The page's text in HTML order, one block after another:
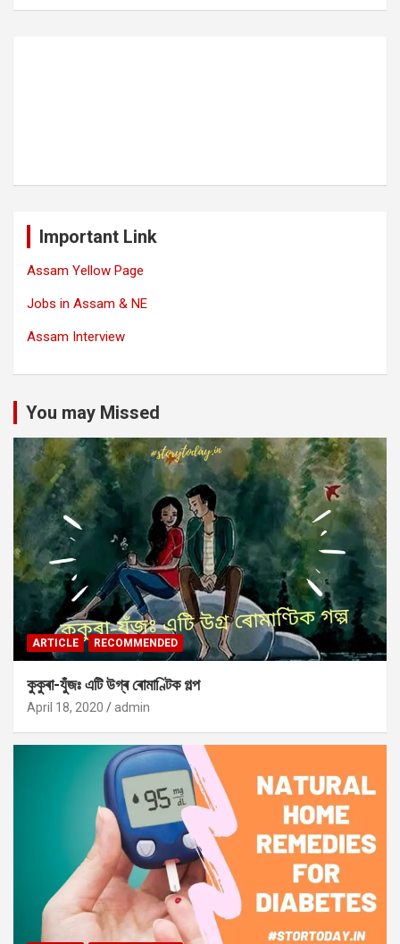
Important Link
Assam Yellow Page
Jobs in Assam & NE
Assam Interview
You may Missed
ARTICLE RECOMMENDED
কুকুৰা-যুঁজঃ এটি উগ্ৰ ৰোমাণ্টিক গল্প
April 18, 2020 admin